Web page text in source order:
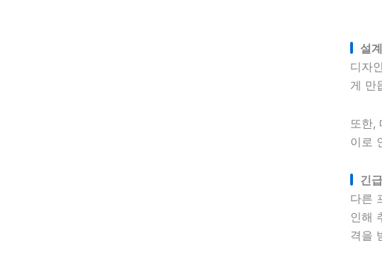
설계
디자
게 만
또한,
이로
긴
다른
인해
격을